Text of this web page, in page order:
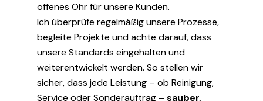
offenes Ohr für unsere Kunden.
Ich überprüfe regelmäßig unsere Prozesse,
begleite Projekte und achte darauf, dass
unsere Standards eingehalten und
weiterentwickelt werden. So stellen wir
sicher, dass jede Leistung – ob Reinigung,
Service oder Sonderauftrag – sauber,